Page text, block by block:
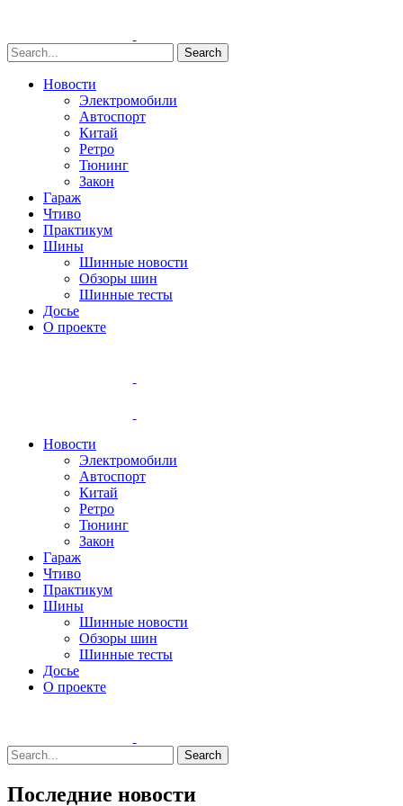
Search
Новости
Электромобили
Автоспорт
Китай
Ретро
Тюнинг
Закон
Гараж
Чтиво
Практикум
Шины
Шинные новости
Обзоры шин
Шинные тесты
Досье
О проекте
Новости
Электромобили
Автоспорт
Китай
Ретро
Тюнинг
Закон
Гараж
Чтиво
Практикум
Шины
Шинные новости
Обзоры шин
Шинные тесты
Досье
О проекте
Search
Последние новости